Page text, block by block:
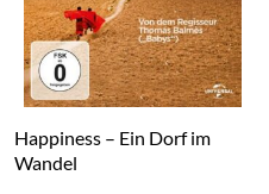
Happiness – Ein Dorf im
Wandel